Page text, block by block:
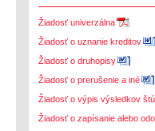
Žiadosť univerzálna
Žiadosť o uznanie kreditov
Žiadosť o druhopisy
Žiadosť o prerušenie a iné
Žiadosť o výpis výsledkov
Žiadosť o zapísanie alebo